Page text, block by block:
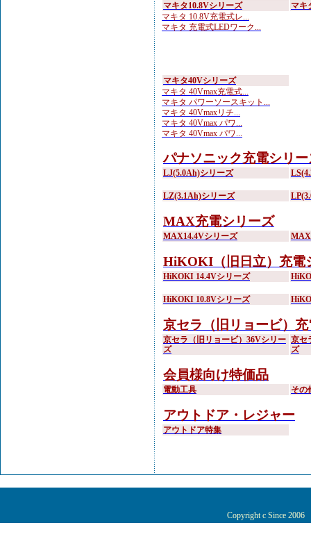
マキタ10.8Vシリーズ
マキタ 10.8V充電式レ...
マキタ 充電式LEDワーク...
マキ
マキタ40Vシリーズ
マキタ 40Vmax充電式...
マキタ パワーソースキット...
マキタ 40Vmaxリチ...
マキタ 40Vmax パワ...
マキタ 40Vmax パワ...
パナソニック充電シリー
LJ(5.0Ah)シリーズ
LZ(3.1Ah)シリーズ
MAX充電シリーズ
MAX14.4Vシリーズ
HiKOKI（旧日立）充電
HiKOKI 14.4Vシリーズ
HiKOKI 10.8Vシリーズ
京セラ（旧リョービ）
京セラ（旧リョービ）36Vシリー
ズ
京セ
ズ
会員様向け特価品
電動工具 その
アウトドア・レジャー
アウトドア特集
Copyright c Since